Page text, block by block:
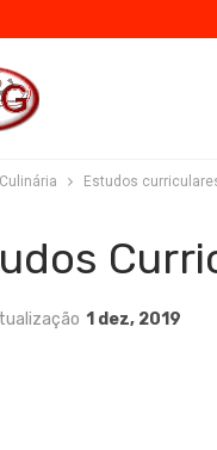
Culinária Estudos
1 dez, 2019